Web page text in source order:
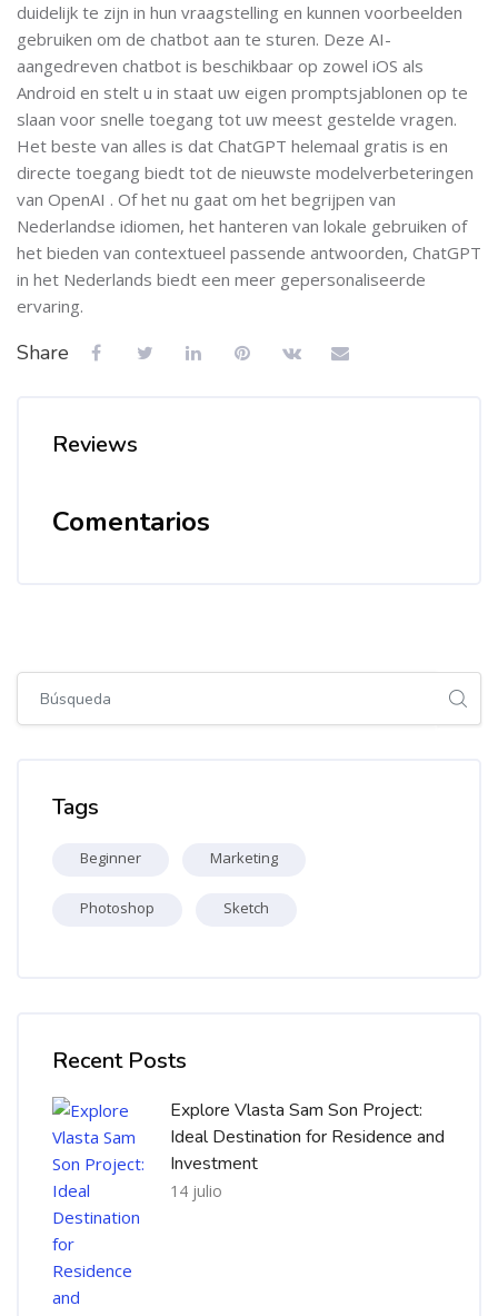
duidelijk te zijn in hun vraagstelling en kunnen voorbeelden
gebruiken om de chatbot aan te sturen. Deze AI-
aangedreven chatbot is beschikbaar op zowel iOS als
Android en stelt u in staat uw eigen promptsjablonen op te
slaan voor snelle toegang tot uw meest gestelde vragen.
Het beste van alles is dat ChatGPT helemaal gratis is en
directe toegang biedt tot de nieuwste modelverbeteringen
van OpenAI . Of het nu gaat om het begrijpen van
Nederlandse idiomen, het hanteren van lokale gebruiken of
het bieden van contextueel passende antwoorden, ChatGPT
in het Nederlands biedt een meer gepersonaliseerde
ervaring.
Share
Reviews
Comentarios
Tags
Beginner Marketing
Photoshop Sketch
Recent Posts
Explore Vlasta Sam Son Project:
Ideal Destination for Residence and
Investment
14 julio